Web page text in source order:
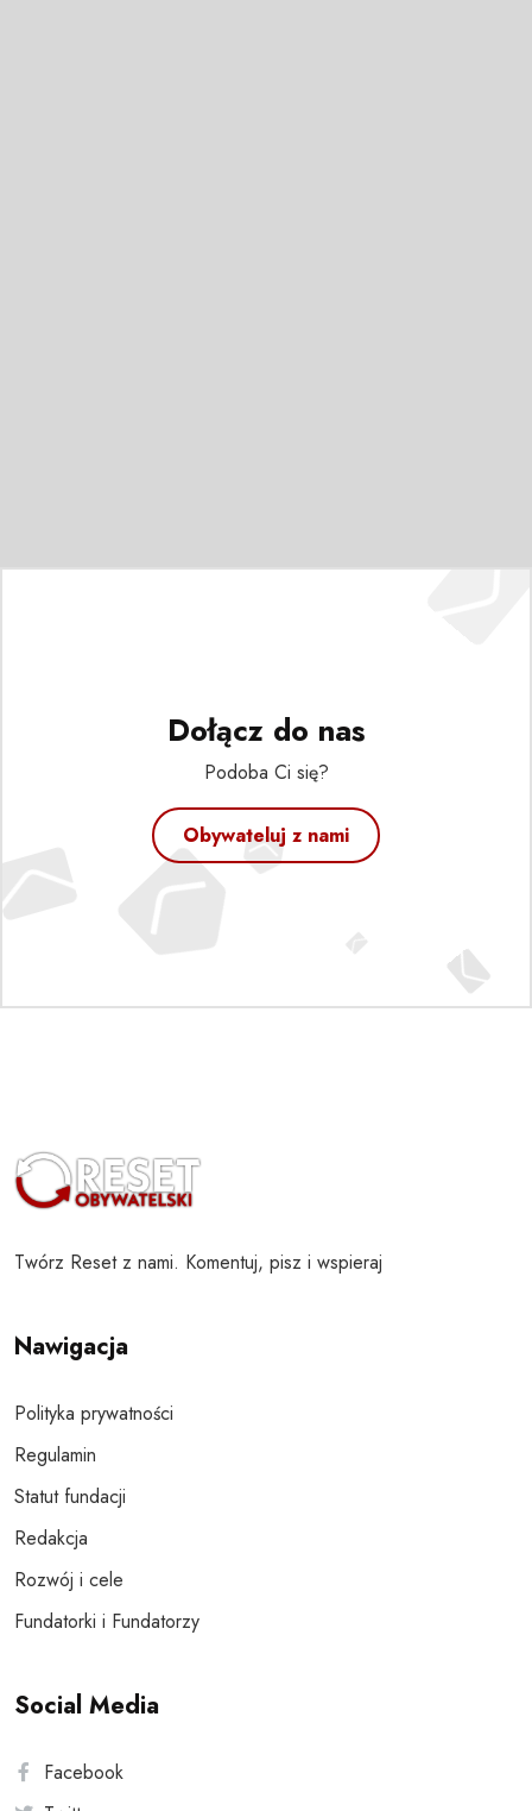
Dołącz do nas
Podoba Ci się?
Obywateluj z nami
Twórz Reset z nami. Komentuj, pisz i wspieraj
Nawigacja
Polityka prywatności
Regulamin
Statut fundacji
Redakcja
Rozwój i cele
Fundatorki i Fundatorzy
Social Media
Facebook